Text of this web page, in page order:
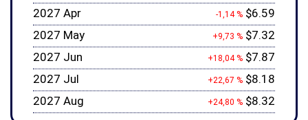
2027 Apr
-1,14 % $6.59
2027 May
+9,73 % $7.32
2027 Jun
+18,04 % $7.87
2027 Jul
+22,67 % $8.18
2027 Aug
+24,80 % $8.32